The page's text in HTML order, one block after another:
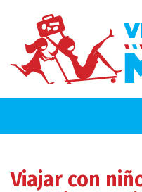
Viajar con